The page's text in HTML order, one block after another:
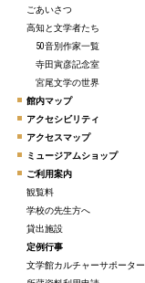
ごあいさつ
高知と文学者たち
50音別作家一覧
寺田寅彦記念室
宮尾文学の世界
館内マップ
アクセシビリティ
アクセスマップ
ミュージアムショップ
ご利用案内
観覧料
学校の先生方へ
貸出施設
定例行事
文学館カルチャーサポーター